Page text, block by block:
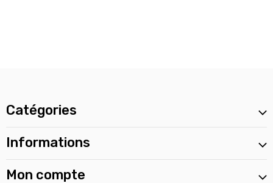
Catégories
Informations
Mon compte